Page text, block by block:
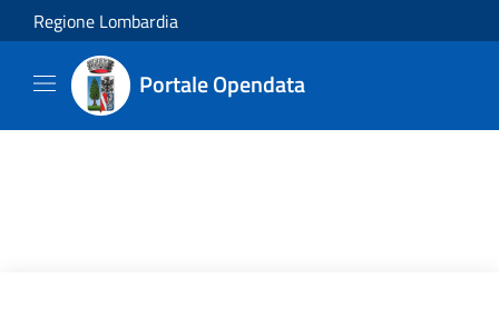
Salta al contenuto principale
Regione Lombardia
Portale Opendata